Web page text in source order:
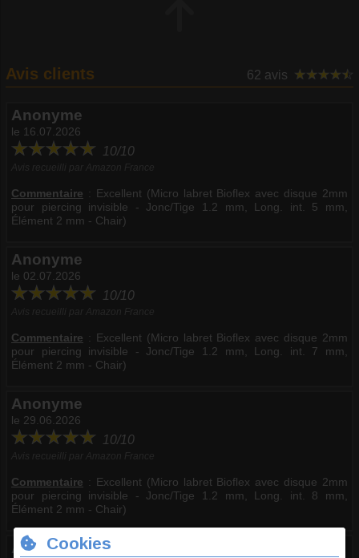
Avis clients 62 avis
Anonyme
le 16.07.2026
10/10
Commentaire : Excellent (Micro labret Bioflex avec disque 2mm
pour piercing invisible - Jonc/Tige 1.2 mm, Long. int. 5 mm,
Élément 2 mm - Chair)
Anonyme
le 02.07.2026
10/10
Commentaire : Excellent (Micro labret Bioflex avec disque 2mm
pour piercing invisible - Jonc/Tige 1.2 mm, Long. int. 7 mm,
Élément 2 mm - Chair)
Anonyme
le 29.06.2026
10/10
Commentaire : Excellent (Micro labret Bioflex avec disque 2mm
pour piercing invisible - Jonc/Tige 1.2 mm, Long. int. 8 mm,
Élément 2 mm - Chair)
Anonyme